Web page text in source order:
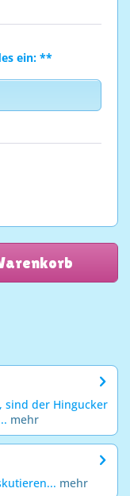
ein: **
sind der Hingucker
mehr
mehr